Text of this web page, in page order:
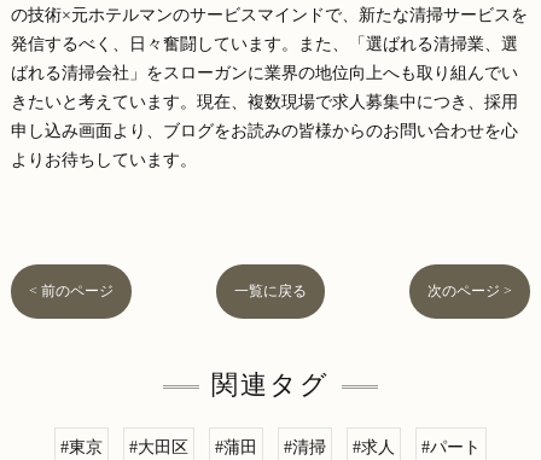
の技術×元ホテルマンのサービスマインドで、新たな清掃サービスを
発信するべく、日々奮闘しています。また、「選ばれる清掃業、選
ばれる清掃会社」をスローガンに業界の地位向上へも取り組んでい
きたいと考えています。現在、複数現場で求人募集中につき、採用
申し込み画面より、ブログをお読みの皆様からのお問い合わせを心
よりお待ちしています。
< 前のページ 一覧に戻る 次のページ >
関連タグ
#東京 #大田区 #蒲田 #清掃 #求人 #パート